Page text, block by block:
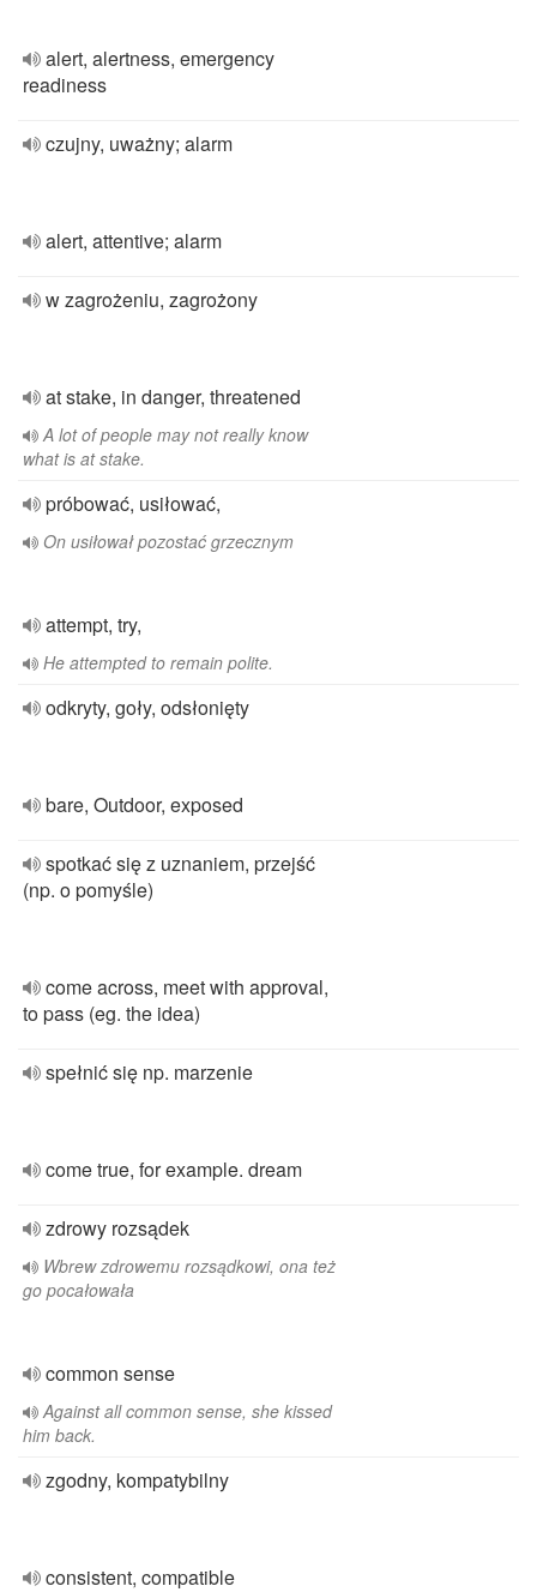
alert, alertness, emergency
readiness
czujny, uważny; alarm
alert, attentive; alarm
w zagrożeniu, zagrożony
at stake, in danger, threatened
A lot of people may not really know
what is at stake.
próbować, usiłować,
On usiłował pozostać grzecznym
attempt, try,
He attempted to remain polite.
odkryty, goły, odsłonięty
bare, Outdoor, exposed
spotkać się z uznaniem, przejść
(np. o pomyśle)
come across, meet with approval,
to pass (eg. the idea)
spełnić się np. marzenie
come true, for example. dream
zdrowy rozsądek
Wbrew zdrowemu rozsądkowi, ona też
go pocałowała
common sense
Against all common sense, she kissed
him back.
zgodny, kompatybilny
consistent, compatible